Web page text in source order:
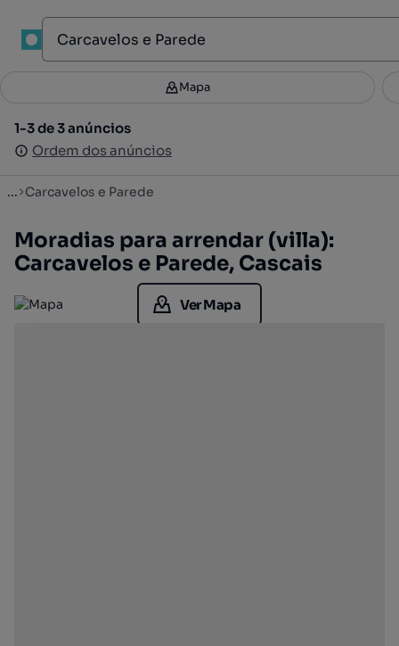
Filtros 4
1-3 de 3 anúncios
Ordem dos anúncios
Mapa
1-3 de 3 anúncios
Ordem dos anúncios
... Carcavelos e Parede
Moradias para arrendar (villa):
Carcavelos e Parede, Cascais
Ver Mapa